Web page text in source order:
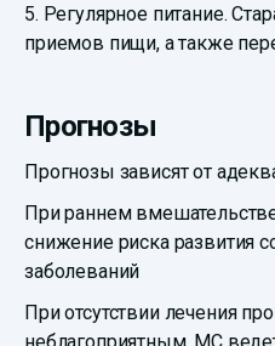
5. Регулярное питание.
приемов пищи, а также
Прогнозы
Прогнозы зависят от
При раннем
снижение риска развития
заболеваний
При отсутствии лечения
неблагоприятным. МС